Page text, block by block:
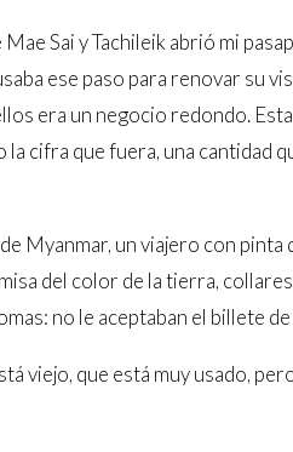
Sai y Tachileik abrió mi
ese paso para renovar su
era un negocio redondo.
cifra que fuera, una cantidad
Myanmar, un viajero con
del color de la tierra,
no le aceptaban el billete
viejo, que está muy usado,